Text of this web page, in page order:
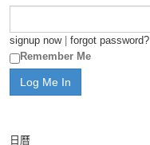
signup now| forgot password?
Remember Me
日曆